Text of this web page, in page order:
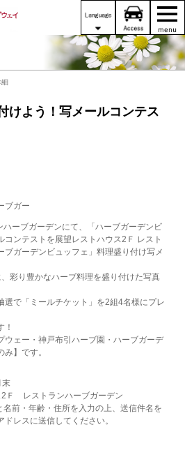
細
けよう！写メールコンテス
ブガー
ーブガーデンにて、「ハーブガーデンビ
ンテストを展望レストハウス2Ｆ レスト
ブガーデンビュッフェ」料理盛り付け写メ
彩り豊かなハーブ料理を盛り付けた写真
選で「ミールチケット」を2組4名様にプレ
！
ウェー・神戸布引ハーブ園・ハーブガーデ
】です。
レストランハーブガーデン
前・年齢・住所を入力の上、送信件名を
ドレスに送信してください。